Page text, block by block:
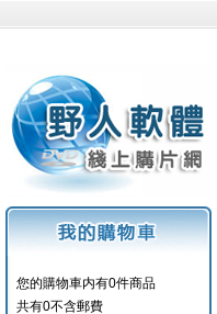
您的購物車内有0件商品
共有0不含郵費